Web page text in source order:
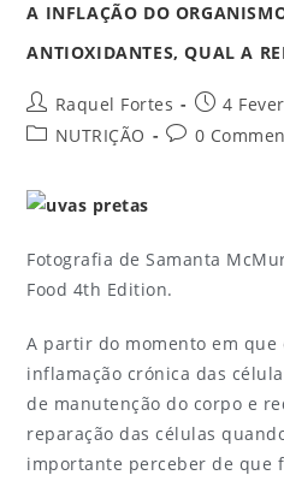
A INFLAÇÃO DO
ANTIOXIDANTES, QUAL A
Raquel Fortes
4
NUTRIÇÃO
0
Fotografia de Samanta
Food 4th Edition.
A partir do momento em que
inflamação crónica das
de manutenção do corpo e
reparação das células
importante perceber de que